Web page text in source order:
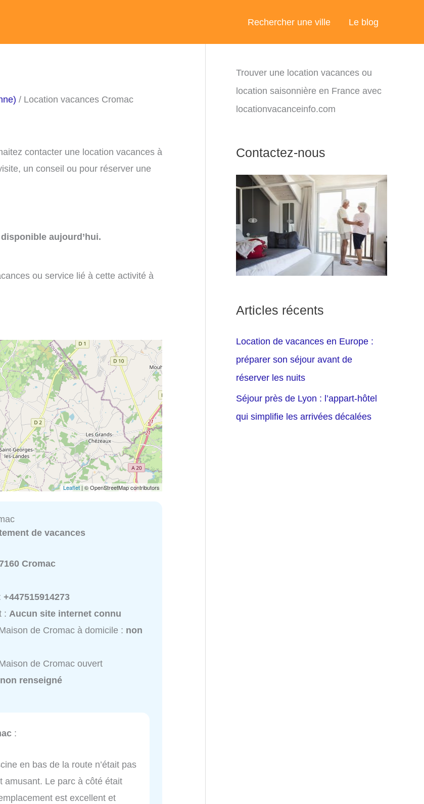
Rechercher une ville Le blog
/ Location vacances Cromac
contacter une location vacances à
un conseil ou pour réserver une
aujourd’hui.
ou service lié à cette activité à
Leaflet | © OpenStreetMap contributors
de vacances
Cromac
+447515914273
:Aucun site internet connu
de Cromac à domicile : non
de Cromac ouvert
non renseigné
:
en bas de la route n’était pas
amusant. Le parc à côté était
est excellent et
Trouver une location vacances ou
location saisonnière en France avec
locationvacanceinfo.com
Contactez-nous
Articles récents
Location de vacances en Europe :
préparer son séjour avant de
réserver les nuits
Séjour près de Lyon : l’appart-hôtel
qui simplifie les arrivées décalées